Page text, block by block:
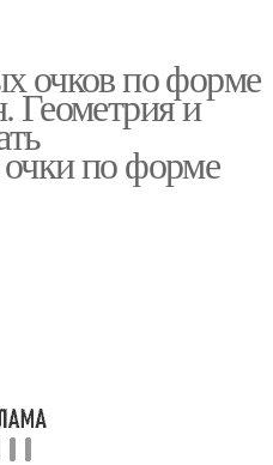
очков по форме
Геометрия и
по форме